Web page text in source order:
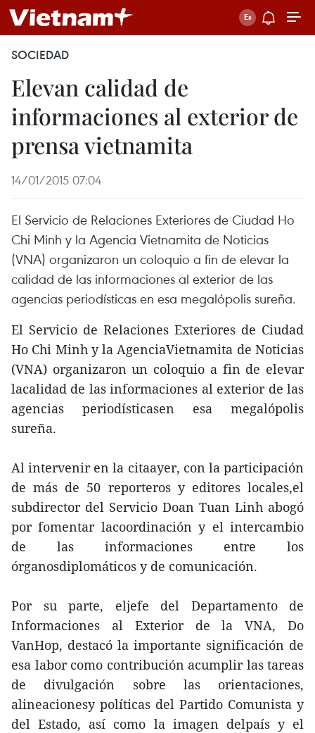
SOCIEDAD
Elevan calidad de
informaciones al exterior de
prensa vietnamita
14/01/2015 07:04
El Servicio de Relaciones Exteriores de Ciudad Ho
Chi Minh y la Agencia Vietnamita de Noticias
(VNA) organizaron un coloquio a fin de elevar la
calidad de las informaciones al exterior de las
agencias periodísticas en esa megalópolis sureña.
El Servicio de Relaciones Exteriores de Ciudad
Ho Chi Minh y la AgenciaVietnamita de Noticias
(VNA) organizaron un coloquio a fin de elevar
lacalidad de las informaciones al exterior de las
agencias periodísticasen esa megalópolis
sureña.
Al intervenir en la citaayer, con la participación
de más de 50 reporteros y editores locales,el
subdirector del Servicio Doan Tuan Linh abogó
por fomentar lacoordinación y el intercambio
de las informaciones entre los
órganosdiplomáticos y de comunicación.
Por su parte, eljefe del Departamento de
Informaciones al Exterior de la VNA, Do
VanHop, destacó la importante significación de
esa labor como contribución acumplir las tareas
de divulgación sobre las orientaciones,
alineacionesy políticas del Partido Comunista y
del Estado, así como la imagen delpaís y el